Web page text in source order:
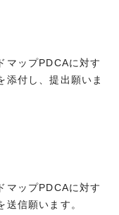
マップPDCAに対す
添付し、提出願いま
マップPDCAに対す
信願います。